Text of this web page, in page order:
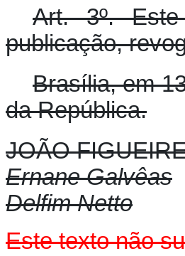
Art. 3º.
publicação,
Brasília, em
da República.
JOÃO
Ernane Galvêas
Delfim Netto
Este texto não